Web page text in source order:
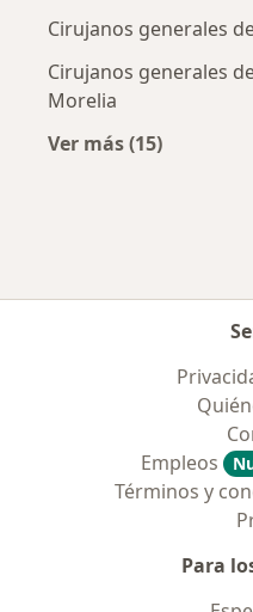
Cirujanos generales
Cirujanos generales
Morelia
Ver más (15)
Empleos
Términos y
Para